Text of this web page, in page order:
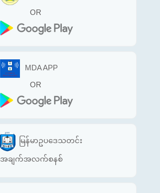
OR
MDA APP
OR
မြန်မာဥပဒေသတင်း
အချက်အလက်စနစ်